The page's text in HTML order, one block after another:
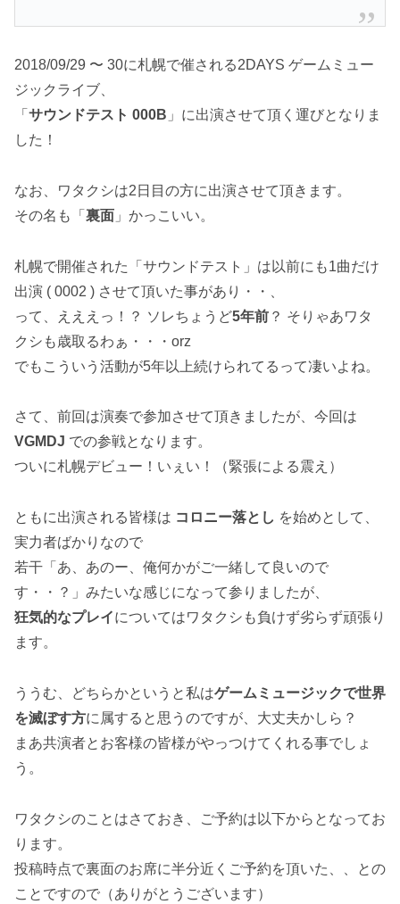
2018/09/29 〜 30に札幌で催される2DAYS ゲームミュー
ジックライブ、
「 サウンドテスト 000B 」に出演させて頂く運びとなりま
した！
なお、ワタクシは2日目の方に出演させて頂きます。
その名も「 裏面 」かっこいい。
札幌で開催された「サウンドテスト」は以前にも1曲だけ
出演 ( 0002 ) させて頂いた事があり・・、
って、えええっ！？ ソレちょうど5年前 ？ そりゃあワタ
クシも歳取るわぁ・・・orz
でもこういう活動が5年以上続けられてるって凄いよね。
さて、前回は演奏で参加させて頂きましたが、今回は
VGMDJ での参戦となります。
ついに札幌デビュー！いぇい！（緊張による震え）
ともに出演される皆様は コロニー落とし を始めとして、
実力者ばかりなので
若干「あ、あのー、俺何かがご一緒して良いので
す・・？」みたいな感じになって参りましたが、
狂気的なプレイについてはワタクシも負けず劣らず頑張り
ます。
ううむ、どちらかというと私はゲームミュージックで世界
を滅ぼす方に属すると思うのですが、大丈夫かしら？
まあ共演者とお客様の皆様がやっつけてくれる事でしょ
う。
ワタクシのことはさておき、ご予約は以下からとなってお
ります。
投稿時点で裏面のお席に半分近くご予約を頂いた、、との
ことですので（ありがとうございます）